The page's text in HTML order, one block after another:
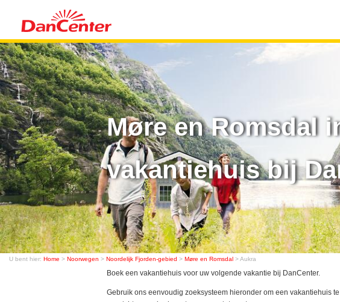
Møre en Romsdal
vakantiehuis bij
U bent hier: Home > Noorwegen > Noordelijk Fjorden-gebied > Møre en Romsdal > Aukra
Boek een vakantiehuis voor uw volgende vakantie bij DanCenter.
Gebruik ons eenvoudig zoeksysteem hieronder om een vakantiehuis